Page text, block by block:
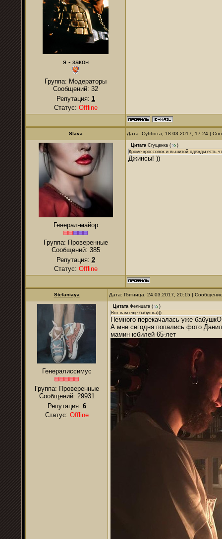
я - закон
Группа: Модераторы
Сообщений: 32
Репутация: 1
Статус: Offline
Slava Дата: Суббота, 18.03.2017, 17:24 |
Генерал-майор
Группа: Проверенные
Сообщений: 385
Репутация: 2
Статус: Offline
Цитата Сгущенка (
)
Кроме кроссовок и вышитой одежды есть
Джинсы! ))
Stefaniaya Дата: Пятница, 24.03.2017, 20:15 |
Генералиссимус
Группа: Проверенные
Сообщений: 29931
Репутация: 6
Статус: Offline
Цитата Фелицата (
)
Вот вам ещё бабушка)))
Немного перекачалась уже
А мне сегодня попались фото
мамин юбилей 65-лет